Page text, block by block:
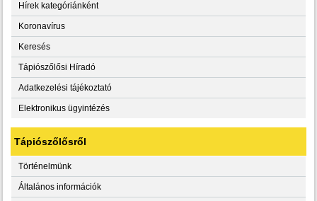
Hírek kategóriánként
Koronavírus
Keresés
Tápiószőlősi Híradó
Adatkezelési tájékoztató
Elektronikus ügyintézés
Tápiószőlősről
Történelmünk
Általános információk